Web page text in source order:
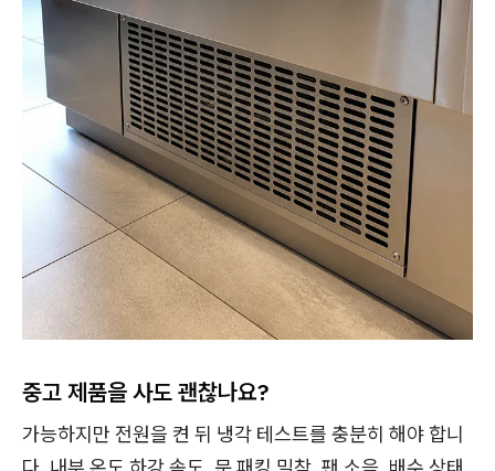
중고 제품을 사도 괜찮나요?
가능하지만 전원을 켠 뒤 냉각 테스트를 충분히 해야 합니